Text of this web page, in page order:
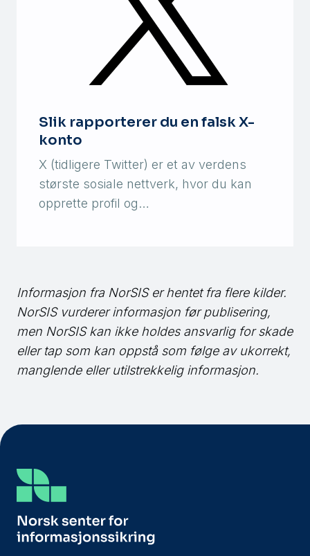
Slik rapporterer du en falsk X-
konto
X (tidligere Twitter) er et av verdens
største sosiale nettverk, hvor du kan
opprette profil og…
Informasjon fra NorSIS er hentet fra flere kilder.
NorSISvurderer informasjon før publisering,
men NorSISkan ikke holdes ansvarlig for skade
eller tap som kan oppstå som følge av ukorrekt,
manglende eller utilstrekkelig informasjon.